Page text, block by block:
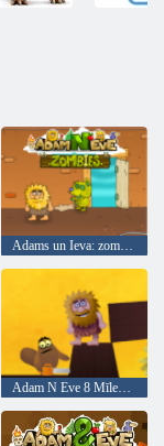
Adams un Ieva: zombiji
Adam N Eve 8 Mīlestības kvestu